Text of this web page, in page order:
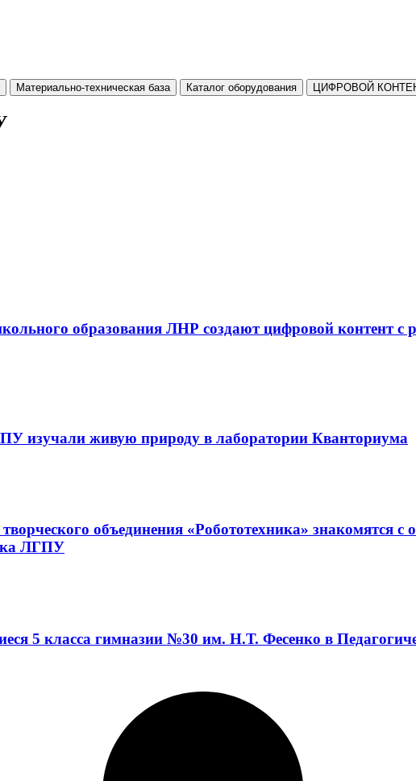
Материально-техническая база Каталог оборудования ЦИФРОВОЙ
образования ЛНР создают цифровой контент
изучали живую природу в лаборатории Кванториума
объединения «Робототехника» знакомятся
ЛГПУ
5 класса гимназии №30 им. Н.Т. Фесенко в